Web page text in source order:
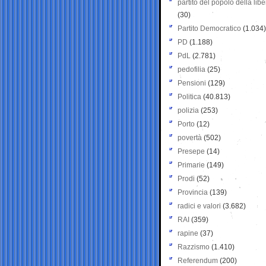
partito del popolo della
(30)
Partito Democratico (1.034)
PD (1.188)
PdL (2.781)
pedofilia (25)
Pensioni (129)
Politica (40.813)
polizia (253)
Porto (12)
povertà (502)
Presepe (14)
Primarie (149)
Prodi (52)
Provincia (139)
radici e valori (3.682)
RAI (359)
rapine (37)
Razzismo (1.410)
Referendum (200)